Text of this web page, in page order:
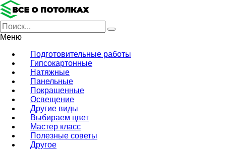
Меню
Подготовительные работы
Гипсокартонные
Натяжные
Панельные
Покрашенные
Освещение
Другие виды
Выбираем цвет
Мастер класс
Полезные советы
Другое